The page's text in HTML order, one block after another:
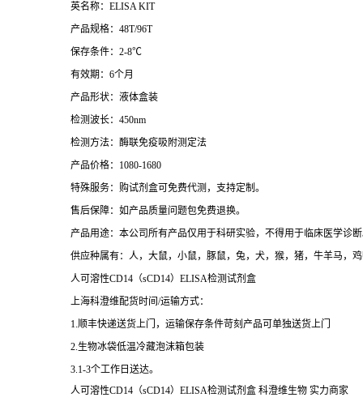
英名称：ELISA KIT
产品规格：48T/96T
保存条件：2-8℃
有效期：6个月
产品形状：液体盒装
检测波长：450nm
检测方法：酶联免疫吸附测定法
产品价格：1080-1680
特殊服务：购试剂盒可免费代测，支持定制。
售后保障：如产品质量问题包免费退换。
产品用途：本公司所有产品仅用于科研实验，不得用于临床医学诊
供应种属有：人，大鼠，小鼠，豚鼠，兔，犬，猴，猪，牛羊马，
人可溶性CD14（sCD14）ELISA检测试剂盒
上海科澄维配货时间/运输方式：
1.顺丰快递送货上门，运输保存条件苛刻产品可单独送货上门
2.生物冰袋低温冷藏泡沫箱包装
3.1-3个工作日送达。
人可溶性CD14（sCD14）ELISA检测试剂盒 科澄维生物 实力商家